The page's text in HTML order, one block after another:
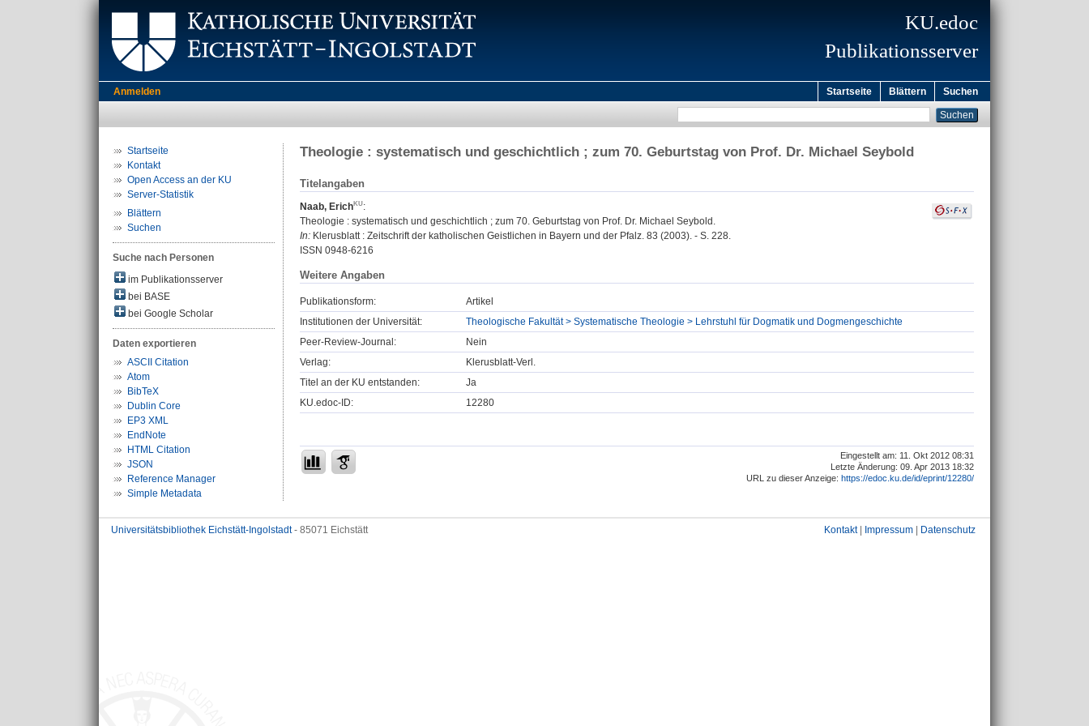
KU.edoc
Publikationsserver
Anmelden Startseite Blättern Suchen
Startseite
Kontakt
Open Access an der KU
Server-Statistik
Blättern
Suchen
Suche nach Personen
im Publikationsserver
bei BASE
bei Google Scholar
Daten exportieren
ASCII Citation
Atom
BibTeX
Dublin Core
EP3 XML
EndNote
HTML Citation
JSON
Reference Manager
Simple Metadata
Theologie : systematisch und geschichtlich ; zum 70. Geburtstag von Prof. Dr. Michael Seybold
Titelangaben
Naab, Erich
:
Theologie : systematisch und geschichtlich ; zum 70. Geburtstag von Prof. Dr. Michael Seybold.
In: Klerusblatt : Zeitschrift der katholischen Geistlichen in Bayern und der Pfalz. 83 (2003). - S. 228.
ISSN 0948-6216
Weitere Angaben
Publikationsform:
Artikel
Institutionen der Universität:
Theologische Fakultät > Systematische Theologie > Lehrstuhl für Dogmatik und Dogmengeschichte
Peer-Review-Journal:
Nein
Verlag:
Klerusblatt-Verl.
Titel an der KU entstanden:
Ja
KU.edoc-ID:
12280
Eingestellt am: 11. Okt 2012 08:31
Letzte Änderung: 09. Apr 2013 18:32
URL zu dieser Anzeige: https://edoc.ku.de/id/eprint/12280/
Universitätsbibliothek Eichstätt-Ingolstadt- 85071 Eichstätt Kontakt| Impressum Datenschutz